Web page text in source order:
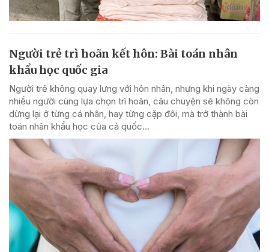
Người trẻ trì hoãn kết hôn: Bài toán nhân
khẩu học quốc gia
Người trẻ không quay lưng với hôn nhân, nhưng khi ngày càng
nhiều người cùng lựa chọn trì hoãn, câu chuyện sẽ không còn
dừng lại ở từng cá nhân, hay từng cặp đôi, mà trở thành bài
toán nhân khẩu học của cả quốc...